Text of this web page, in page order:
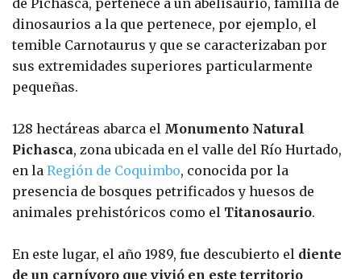
dinosaurios a la que pertenece, por ejemplo, el
temible Carnotaurus y que se caracterizaban por
sus extremidades superiores particularmente
pequeñas.
128 hectáreas abarca el Monumento Natural
Pichasca, zona ubicada en el valle del Río Hurtado,
en la Región de Coquimbo, conocida por la
presencia de bosques petrificados y huesos de
animales prehistóricos como el Titanosaurio.
En este lugar, el año 1989, fue descubierto el diente
de un carnívoro que vivió en este territorio